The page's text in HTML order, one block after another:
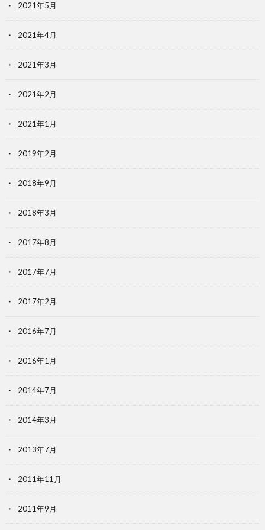
2021年5月
2021年4月
2021年3月
2021年2月
2021年1月
2019年2月
2018年9月
2018年3月
2017年8月
2017年7月
2017年2月
2016年7月
2016年1月
2014年7月
2014年3月
2013年7月
2011年11月
2011年9月